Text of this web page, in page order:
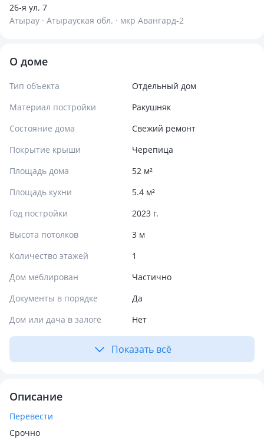
26-я ул. 7
Атырау · Атырауская обл. · мкр Авангард-2
О доме
Тип объекта
Отдельный дом
Материал постройки
Ракушняк
Состояние дома
Свежий ремонт
Покрытие крыши
Черепица
Площадь дома
52 м²
Площадь кухни
5.4 м²
Год постройки
2023 г.
Высота потолков
3 м
Количество этажей
1
Дом меблирован
Частично
Документы в порядке
Да
Дом или дача в залоге
Нет
Показать всё
Описание
Перевести
Срочно